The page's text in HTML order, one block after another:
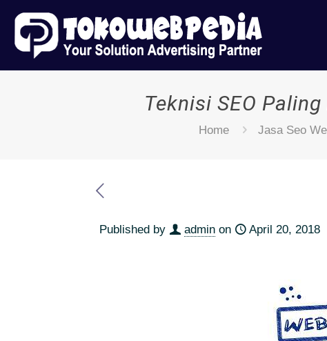
Teknisi SEO
Home Jasa Seo
Published by admin on April 20, 2018